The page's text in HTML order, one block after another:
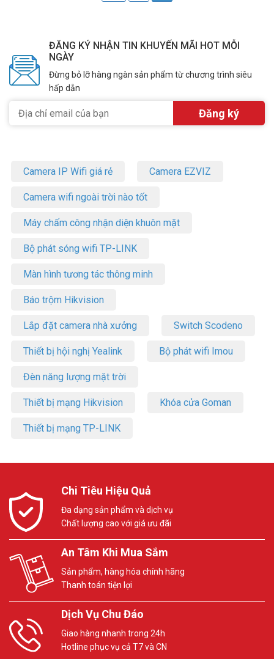
ĐĂNG KÝ NHẬN TIN KHUYẾN MÃI HOT MỖI
NGÀY
Đừng bỏ lỡ hàng ngàn sản phẩm từ chương trình siêu
hấp dẫn
Camera IP Wifi giá rẻ Camera EZVIZ
Camera wifi ngoài trời nào tốt
Máy chấm công nhận diện khuôn mặt
Bộ phát sóng wifi TP-LINK
Màn hình tương tác thông minh
Báo trộm Hikvision
Lắp đặt camera nhà xưởng Switch Scodeno
Thiết bị hội nghị Yealink Bộ phát wifi Imou
Đèn năng lượng mặt trời
Thiết bị mạng Hikvision Khóa cửa Goman
Thiết bị mạng TP-LINK
Chi Tiêu Hiệu Quả
Đa dạng sản phẩm và dịch vụ
Chất lượng cao với giá ưu đãi
An Tâm Khi Mua Sắm
Sản phẩm, hàng hóa chính hãng
Thanh toán tiện lợi
Dịch Vụ Chu Đáo
Giao hàng nhanh trong 24h
Hotline phục vụ cả T7 và CN